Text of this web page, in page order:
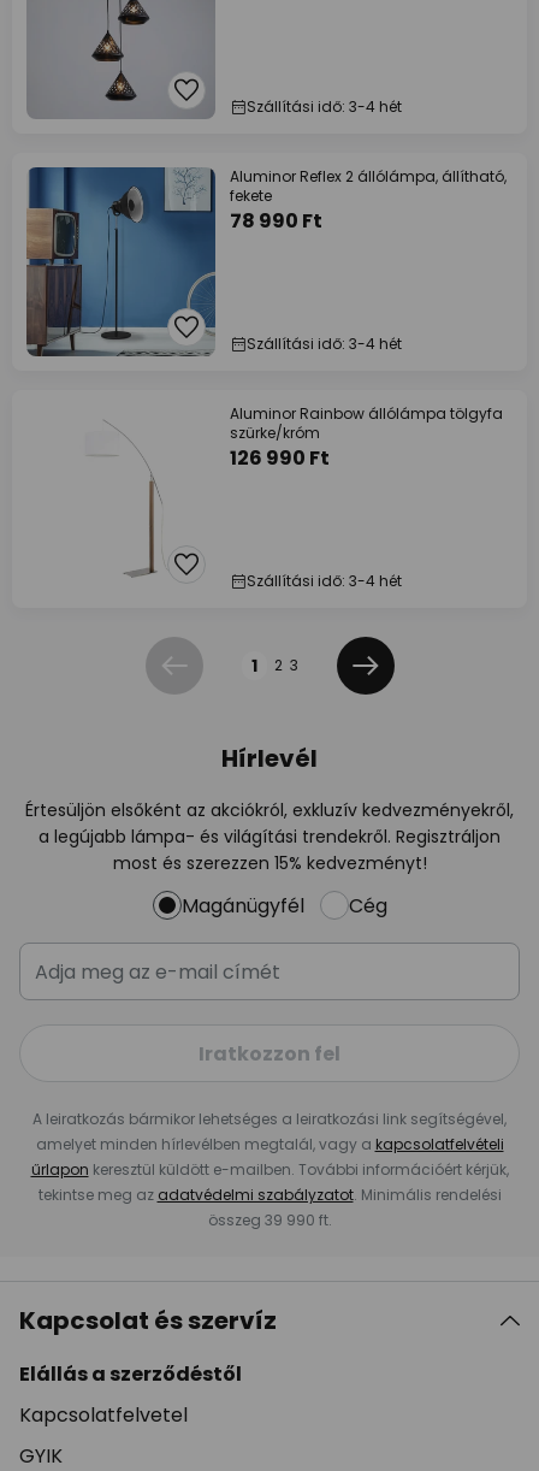
Szállítási idő: 3-4 hét
Aluminor Reflex 2 állólámpa, állítható,
fekete
78 990 Ft
Szállítási idő: 3-4 hét
Aluminor Rainbow állólámpa tölgyfa
szürke/króm
126 990 Ft
Szállítási idő: 3-4 hét
Előző 1 2 3
Következő
Hírlevél
Értesüljön elsőként az akciókról, exkluzív kedvezményekről,
a legújabb lámpa- és világítási trendekről. Regisztráljon
most és szerezzen 15% kedvezményt!
Magánügyfél Cég
Iratkozzon fel
A leiratkozás bármikor lehetséges a leiratkozási link segítségével,
amelyet minden hírlevélben megtalál, vagy a kapcsolatfelvételi
űrlapon keresztül küldött e-mailben. További információért kérjük,
tekintse meg az adatvédelmi szabályzatot. Minimális rendelési
összeg 39 990 ft.
Kapcsolat és szervíz
Elállás a szerződéstől
Kapcsolatfelvetel
GYIK